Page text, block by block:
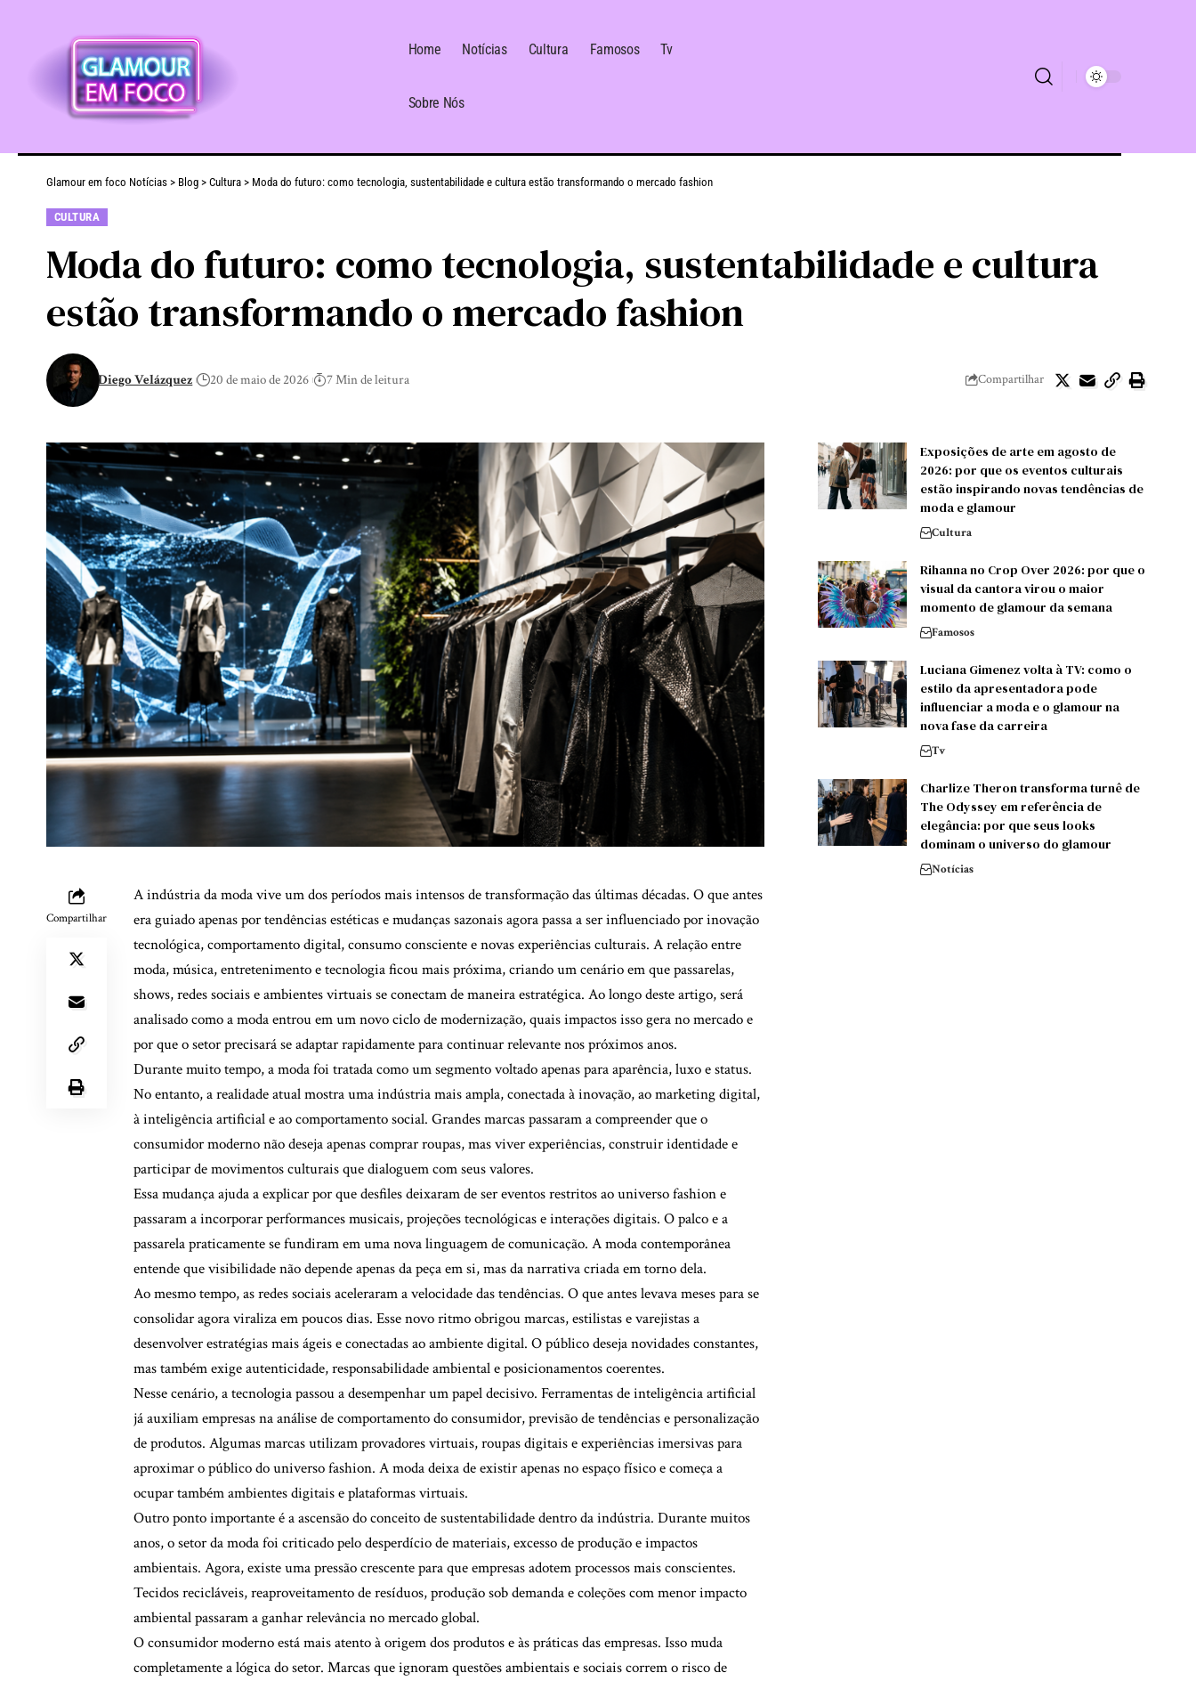
Home Notícias Cultura Famosos Tv
Sobre Nós
Glamour em foco Notícias > Blog > Cultura > Moda do futuro: como tecnologia, sustentabilidade e cultura estão transformando o mercado fashion
CULTURA
Moda do futuro: como tecnologia, sustentabilidade e cultura
estão transformando o mercado fashion
Diego Velázquez 20 de maio de 2026 7 Min de leitura Compartilhar
Compartilhar
A indústria da moda vive um dos períodos mais intensos de transformação das últimas décadas. O que antes
era guiado apenas por tendências estéticas e mudanças sazonais agora passa a ser influenciado por inovação
tecnológica, comportamento digital, consumo consciente e novas experiências culturais. A relação entre
moda, música, entretenimento e tecnologia ficou mais próxima, criando um cenário em que passarelas,
shows, redes sociais e ambientes virtuais se conectam de maneira estratégica. Ao longo deste artigo, será
analisado como a moda entrou em um novo ciclo de modernização, quais impactos isso gera no mercado e
por que o setor precisará se adaptar rapidamente para continuar relevante nos próximos anos.
Durante muito tempo, a moda foi tratada como um segmento voltado apenas para aparência, luxo e status.
No entanto, a realidade atual mostra uma indústria mais ampla, conectada à inovação, ao marketing digital,
à inteligência artificial e ao comportamento social. Grandes marcas passaram a compreender que o
consumidor moderno não deseja apenas comprar roupas, mas viver experiências, construir identidade e
participar de movimentos culturais que dialoguem com seus valores.
Essa mudança ajuda a explicar por que desfiles deixaram de ser eventos restritos ao universo fashion e
passaram a incorporar performances musicais, projeções tecnológicas e interações digitais. O palco e a
passarela praticamente se fundiram em uma nova linguagem de comunicação. A moda contemporânea
entende que visibilidade não depende apenas da peça em si, mas da narrativa criada em torno dela.
Ao mesmo tempo, as redes sociais aceleraram a velocidade das tendências. O que antes levava meses para se
consolidar agora viraliza em poucos dias. Esse novo ritmo obrigou marcas, estilistas e varejistas a
desenvolver estratégias mais ágeis e conectadas ao ambiente digital. O público deseja novidades constantes,
mas também exige autenticidade, responsabilidade ambiental e posicionamentos coerentes.
Nesse cenário, a tecnologia passou a desempenhar um papel decisivo. Ferramentas de inteligência artificial
já auxiliam empresas na análise de comportamento do consumidor, previsão de tendências e personalização
de produtos. Algumas marcas utilizam provadores virtuais, roupas digitais e experiências imersivas para
aproximar o público do universo fashion. A moda deixa de existir apenas no espaço físico e começa a
ocupar também ambientes digitais e plataformas virtuais.
Outro ponto importante é a ascensão do conceito de sustentabilidade dentro da indústria. Durante muitos
anos, o setor da moda foi criticado pelo desperdício de materiais, excesso de produção e impactos
ambientais. Agora, existe uma pressão crescente para que empresas adotem processos mais conscientes.
Tecidos recicláveis, reaproveitamento de resíduos, produção sob demanda e coleções com menor impacto
ambiental passaram a ganhar relevância no mercado global.
O consumidor moderno está mais atento à origem dos produtos e às práticas das empresas. Isso muda
completamente a lógica do setor. Marcas que ignoram questões ambientais e sociais correm o risco de
Exposições de arte em agosto de
2026: por que os eventos culturais
estão inspirando novas tendências de
moda e glamour
Cultura
Rihanna no Crop Over 2026: por que o
visual da cantora virou o maior
momento de glamour da semana
Famosos
Luciana Gimenez volta à TV: como o
estilo da apresentadora pode
influenciar a moda e o glamour na
nova fase da carreira
Tv
Charlize Theron transforma turnê de
The Odyssey em referência de
elegância: por que seus looks
dominam o universo do glamour
Notícias